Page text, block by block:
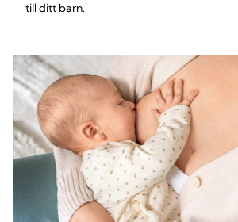
till ditt barn.